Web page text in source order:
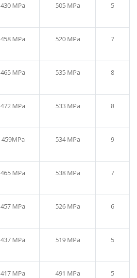
430 MPa 505 MPa 5
458 MPa 520 MPa 7
465 MPa 535 MPa 8
472 MPa 533 MPa 8
459MPa 534 MPa 9
465 MPa 538 MPa 7
457 MPa 526 MPa 6
437 MPa 519 MPa 5
417 MPa 491 MPa 5